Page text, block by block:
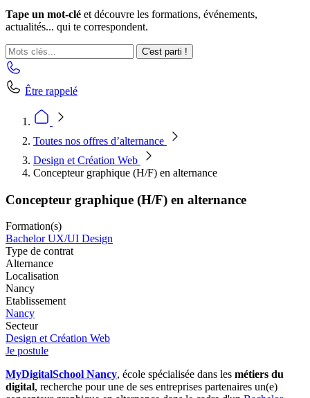
Tape un mot-clé et découvre les formations, événements,
actualités... qui te correspondent.
C'est parti !
Être rappelé
Toutes nos offres d’alternance
Design et Création Web
Concepteur graphique (H/F) en alternance
Concepteur graphique (H/F) en alternance
Formation(s)
Bachelor UX/UI Design
Type de contrat
Alternance
Localisation
Nancy
Etablissement
Nancy
Secteur
Design et Création Web
Je postule
MyDigitalSchool Nancy, école spécialisée dans les métiers du
digital, recherche pour une de ses entreprises partenaires un(e)